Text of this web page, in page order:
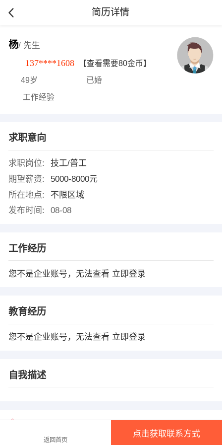
简历详情
杨/ 先生
137****1608 【查看需要80金币】
49岁 已婚
工作经验
求职意向
求职岗位:
技工/普工
期望薪资:
5000-8000元
所在地点:
不限区域
发布时间:
08-08
工作经历
您不是企业账号，无法查看 立即登录
教育经历
您不是企业账号，无法查看 立即登录
自我描述
1、本平台仅供信息发布，不会收取押金、保证金！
返回首页
点击获取联系方式